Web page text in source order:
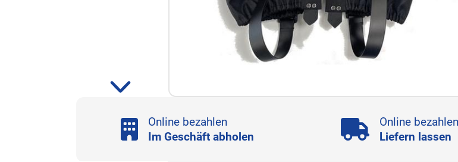
Online bezahlen
Im Geschäft abholen
Online bezahlen
Liefern lassen